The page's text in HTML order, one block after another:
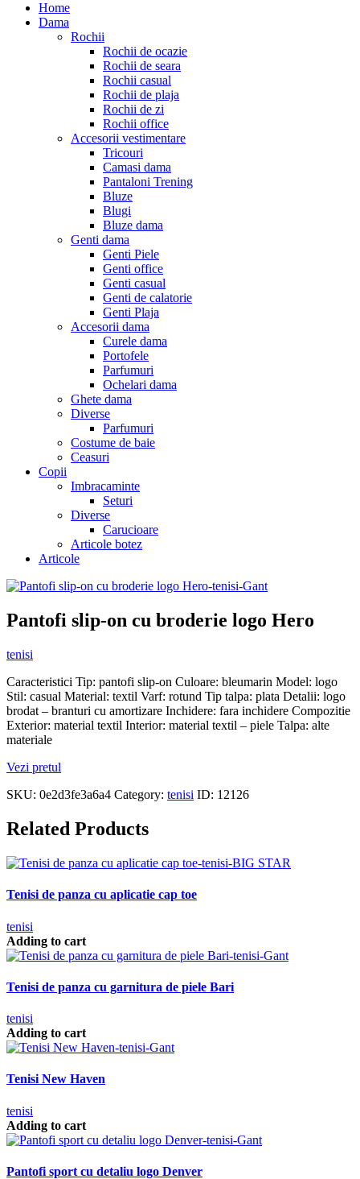
Home
Dama
Rochii
Rochii de ocazie
Rochii de seara
Rochii casual
Rochii de plaja
Rochii de zi
Rochii office
Accesorii vestimentare
Tricouri
Camasi dama
Pantaloni Trening
Bluze
Blugi
Bluze dama
Genti dama
Genti Piele
Genti office
Genti casual
Genti de calatorie
Genti Plaja
Accesorii dama
Curele dama
Portofele
Parfumuri
Ochelari dama
Ghete dama
Diverse
Parfumuri
Costume de baie
Ceasuri
Copii
Imbracaminte
Seturi
Diverse
Carucioare
Articole botez
Articole
Pantofi slip-on cu broderie logo Hero
tenisi
Caracteristici Tip: pantofi slip-on Culoare: bleumarin Model: logo
Stil: casual Material: textil Varf: rotund Tip talpa: plata Detalii: logo
brodat – branturi cu amortizare Inchidere: fara inchidere Compozitie
Exterior: material textil Interior: material textil – piele Talpa: alte
materiale
Vezi pretul
SKU: 0e2d3fe3a6a4 Category: tenisi ID: 12126
Related Products
Tenisi de panza cu aplicatie cap toe
tenisi
Adding to cart
Tenisi de panza cu garnitura de piele Bari
tenisi
Adding to cart
Tenisi New Haven
tenisi
Adding to cart
Pantofi sport cu detaliu logo Denver